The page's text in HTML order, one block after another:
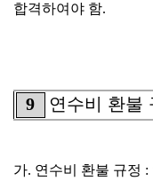
합격하여야 함.
9 연수비 환불
가. 연수비 환불 규정 :